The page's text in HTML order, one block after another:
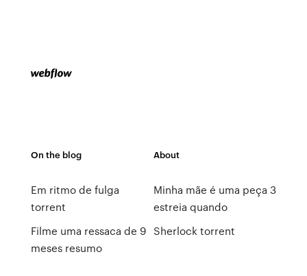
On the blog
Em ritmo de fulga
torrent
Filme uma ressaca de 9
meses resumo
About
Minha mãe é uma peça 3
estreia quando
Sherlock torrent